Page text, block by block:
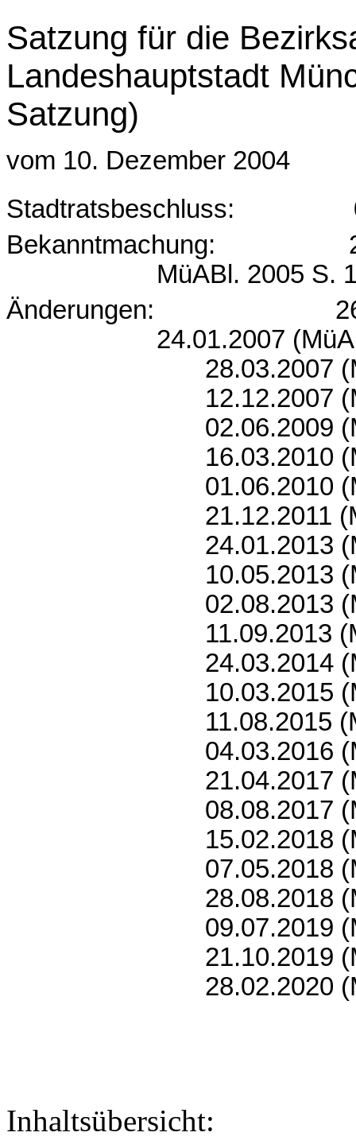
Satzung für die
Landeshauptstadt
Satzung)
vom 10. Dezember 2004
Stadtratsbeschluss:
Bekanntmachung:
MüABl. 2005 S.
Änderungen:
24.01.2007
28.03.2007
12.12.2007
02.06.2009
16.03.2010
01.06.2010
21.12.2011
24.01.2013
10.05.2013
02.08.2013
11.09.2013
24.03.2014
10.03.2015
11.08.2015
04.03.2016
21.04.2017
08.08.2017
15.02.2018
07.05.2018
28.08.2018
09.07.2019
21.10.2019
28.02.2020
Inhaltsübersicht: